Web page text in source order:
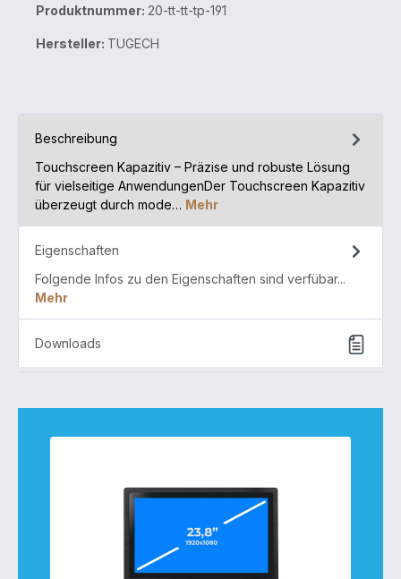
Produktnummer: 20-tt-tt-tp-191
Hersteller: TUGECH
Beschreibung
Touchscreen Kapazitiv – Präzise und robuste Lösung
für vielseitige AnwendungenDer Touchscreen Kapazitiv
überzeugt durch mode… Mehr
Eigenschaften
Folgende Infos zu den Eigenschaften sind verfübar...
Mehr
Downloads